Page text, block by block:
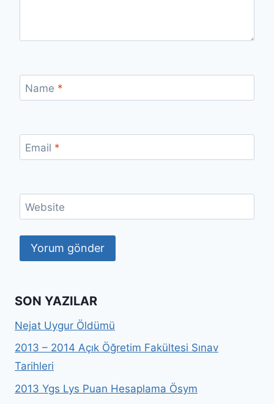
Name *
Email *
Website
SON YAZILAR
Nejat Uygur Öldümü
2013 – 2014 Açık Öğretim Fakültesi Sınav
Tarihleri
2013 Ygs Lys Puan Hesaplama Ösym